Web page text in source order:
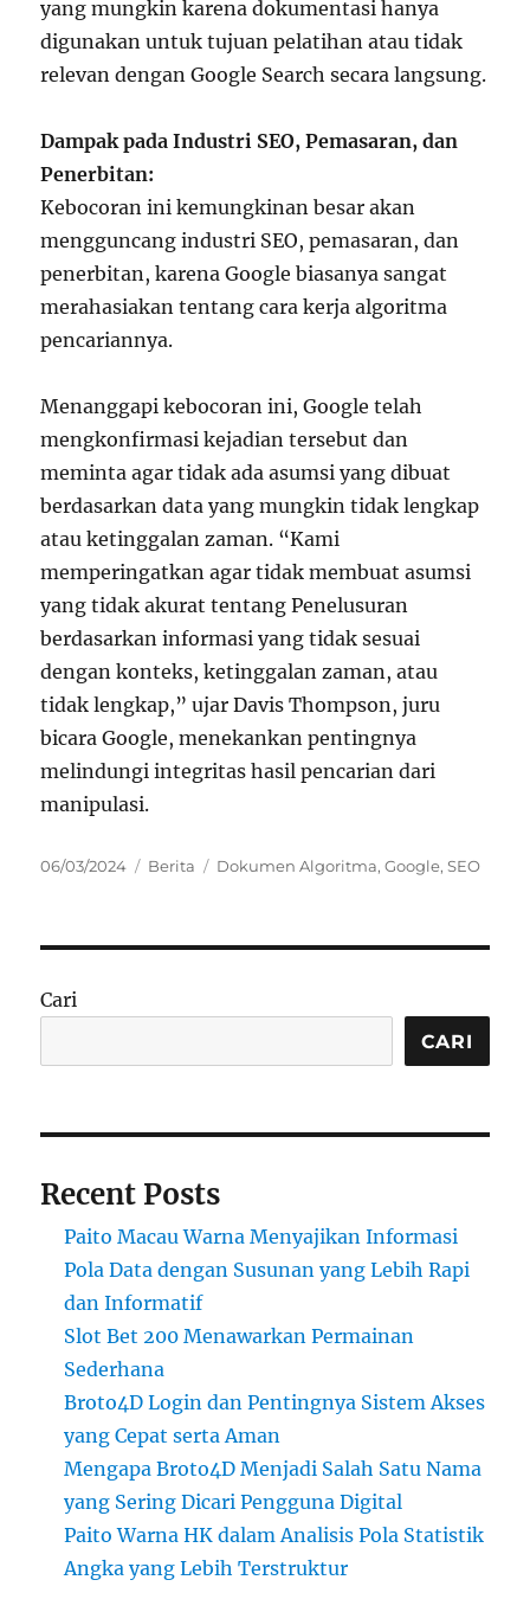
yang mungkin karena dokumentasi hanya
digunakan untuk tujuan pelatihan atau tidak
relevan dengan Google Search secara langsung.
Dampak pada Industri SEO, Pemasaran, dan
Penerbitan:
Kebocoran ini kemungkinan besar akan
mengguncang industri SEO, pemasaran, dan
penerbitan, karena Google biasanya sangat
merahasiakan tentang cara kerja algoritma
pencariannya.
Menanggapi kebocoran ini, Google telah
mengkonfirmasi kejadian tersebut dan
meminta agar tidak ada asumsi yang dibuat
berdasarkan data yang mungkin tidak lengkap
atau ketinggalan zaman. “Kami
memperingatkan agar tidak membuat asumsi
yang tidak akurat tentang Penelusuran
berdasarkan informasi yang tidak sesuai
dengan konteks, ketinggalan zaman, atau
tidak lengkap,” ujar Davis Thompson, juru
bicara Google, menekankan pentingnya
melindungi integritas hasil pencarian dari
manipulasi.
Posted
06/03/2024 Categories
Berita Tags
Dokumen Algoritma,Google,SEO
Cari
CARI
Recent Posts
Paito Macau Warna Menyajikan Informasi
Pola Data dengan Susunan yang Lebih Rapi
dan Informatif
Slot Bet 200 Menawarkan Permainan
Sederhana
Broto4D Login dan Pentingnya Sistem Akses
yang Cepat serta Aman
Mengapa Broto4D Menjadi Salah Satu Nama
yang Sering Dicari Pengguna Digital
Paito Warna HK dalam Analisis Pola Statistik
Angka yang Lebih Terstruktur